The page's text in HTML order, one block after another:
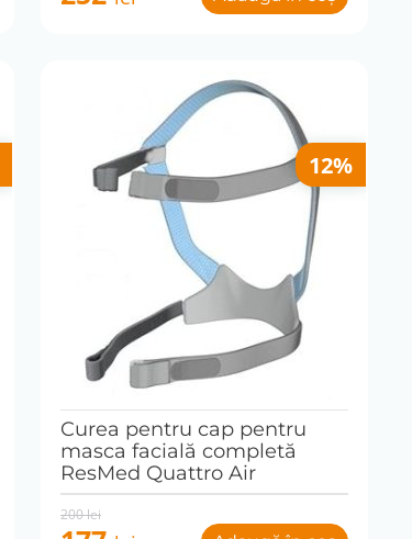
12%
Curea pentru cap pentru
masca facială completă
ResMed Quattro Air
200lei
Original
price
Current
price